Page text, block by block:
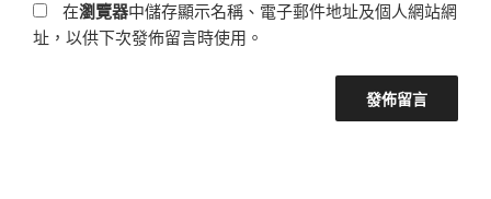
在瀏覽器中儲存顯示名稱、電子郵件地址及個人網站網
址，以供下次發佈留言時使用。